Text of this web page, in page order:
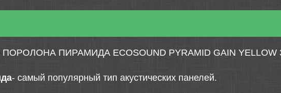
ПИРАМИДА ECOSOUND PYRAMID GAIN
- самый популярный тип акустических панелей.